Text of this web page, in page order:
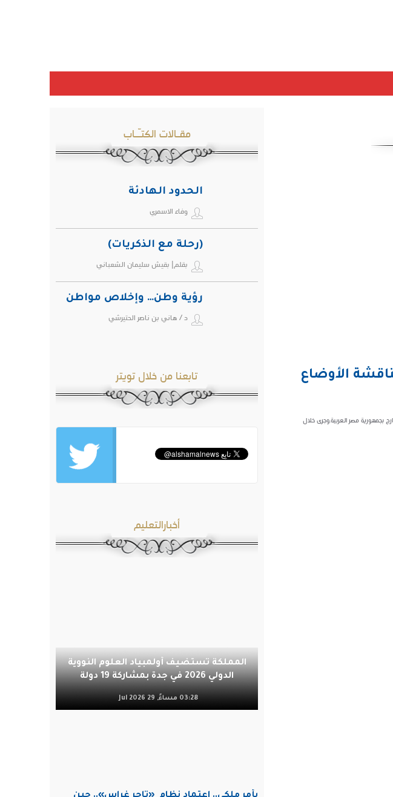
الأوضاع
بجمهورية مصر العربية.وجرى خلال
مقـالات الكتـّـاب
الحدود الهادئة
وفاء الاسمري
(رحلة مع الذكريات)
بقلم| بقيش سليمان الشعباني
رؤية وطن… وإخلاص مواطن
د / هاني بن ناصر الحتيرشي
تابعنا من خلال تويتر
أخبارالتعليم
المملكة تستضيف أولمبياد العلوم النووية
الدولي 2026 في جدة بمشاركة 19 دولة
03:28 مساءً, 29 Jul 2026